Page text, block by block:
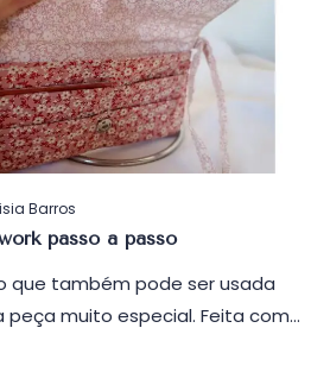
Barros
passo a passo
que também pode ser usada
muito especial. Feita com…